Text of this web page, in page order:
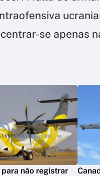
se apenas
não registrar